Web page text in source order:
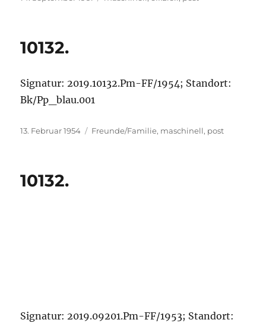
10132.
Signatur: 2019.10132.Pm-FF/1954; Standort:
Bk/Pp_blau.001
Veröffentlicht
13. Februar 1954 Kategorien
Freunde/Familie, maschinell, post
10132.
Signatur: 2019.09201.Pm-FF/1953; Standort: